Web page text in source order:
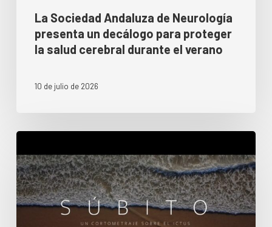
La Sociedad Andaluza de Neurología
presenta un decálogo para proteger
la salud cerebral durante el verano
10 de julio de 2026